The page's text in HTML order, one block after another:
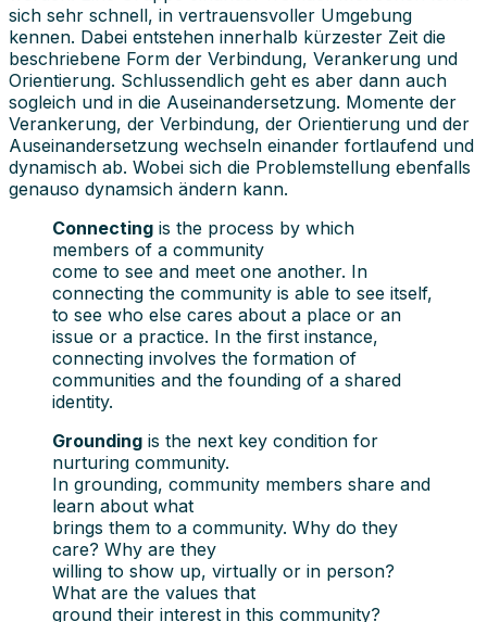
sich sehr schnell, in vertrauensvoller Umgebung
kennen. Dabei entstehen innerhalb kürzester Zeit die
beschriebene Form der Verbindung, Verankerung und
Orientierung. Schlussendlich geht es aber dann auch
sogleich und in die Auseinandersetzung. Momente der
Verankerung, der Verbindung, der Orientierung und der
Auseinandersetzung wechseln einander fortlaufend und
dynamisch ab. Wobei sich die Problemstellung ebenfalls
genauso dynamsich ändern kann.
Connecting is the process by which
members of a community
come to see and meet one another. In
connecting the community is able to see itself,
to see who else cares about a place or an
issue or a practice. In the first instance,
connecting involves the formation of
communities and the founding of a shared
identity.
Grounding is the next key condition for
nurturing community.
In grounding, community members share and
learn about what
brings them to a community. Why do they
care? Why are they
willing to show up, virtually or in person?
What are the values that
ground their interest in this community?